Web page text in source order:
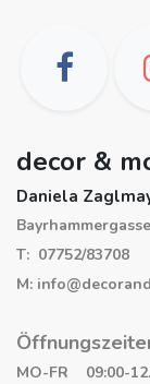
decor &
Daniela
T: 07752/83708
M:
MO-FR 09:00-